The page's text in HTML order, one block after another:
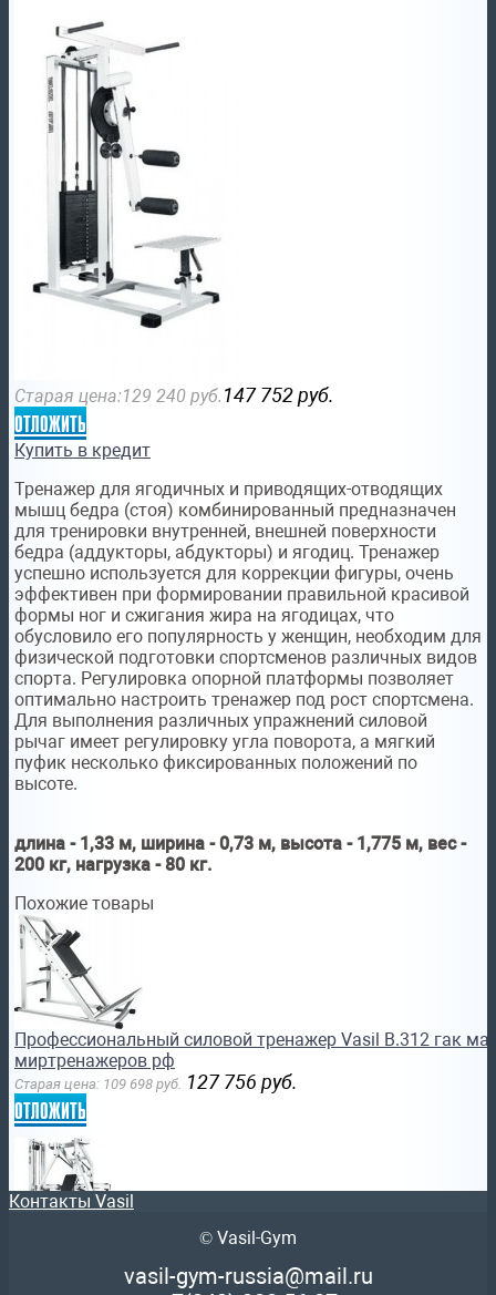
Старая цена:129 240 руб. 147 752 руб.
отложить
Купить в кредит
Тренажер для ягодичных и приводящих-отводящих
мышц бедра (стоя) комбинированный предназначен
для тренировки внутренней, внешней поверхности
бедра (аддукторы, абдукторы) и ягодиц. Тренажер
успешно используется для коррекции фигуры, очень
эффективен при формировании правильной красивой
формы ног и сжигания жира на ягодицах, что
обусловило его популярность у женщин, необходим для
физической подготовки спортсменов различных видов
спорта. Регулировка опорной платформы позволяет
оптимально настроить тренажер под рост спортсмена.
Для выполнения различных упражнений силовой
рычаг имеет регулировку угла поворота, а мягкий
пуфик несколько фиксированных положений по
высоте.
длина - 1,33 м, ширина - 0,73 м, высота - 1,775 м, вес -
200 кг, нагрузка - 80 кг.
Похожие товары
Профессиональный силовой тренажер Vasil B.312 гак
миртренажеров рф
Старая цена: 109 698 руб. 127 756 руб.
отложить
Профессиональный силовой тренажер Vasil B.323 жим
мышцы груди sportsman
Контакты Vasil
© Vasil-Gym
vasil-gym-russia@mail.ru